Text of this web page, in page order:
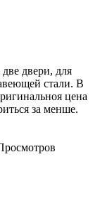
двери, для
стали. В
цена
за менше.